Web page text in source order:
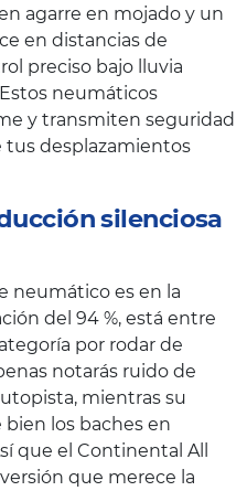
agarre en mojado y un
en distancias de
preciso bajo lluvia
neumáticos
y transmiten seguridad
desplazamientos
silenciosa
neumático es en la
del 94 %, está entre
por rodar de
notarás ruido de
mientras su
los baches en
que el Continental All
que merece la